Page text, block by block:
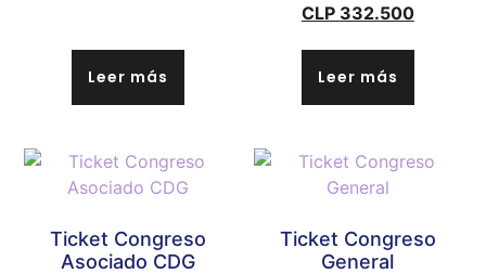
Leer más
CLP 332.500
Leer más
Ticket Congreso
Asociado CDG
Ticket Congreso
General